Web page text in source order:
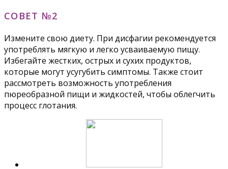
СОВЕТ №2
Измените свою диету. При дисфагии рекомендуется
употреблять мягкую и легко усваиваемую пищу.
Избегайте жестких, острых и сухих продуктов,
которые могут усугубить симптомы. Также стоит
рассмотреть возможность употребления
пюреобразной пищи и жидкостей, чтобы облегчить
процесс глотания.